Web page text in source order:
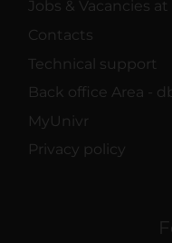
Jobs & Vacancies
Contacts
Technical support
Back office Area -
MyUnivr
Privacy policy